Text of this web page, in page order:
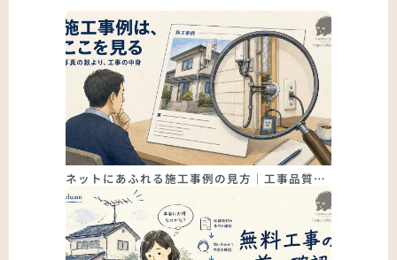
ネットにあふれる施工事例の見方｜工事品質…